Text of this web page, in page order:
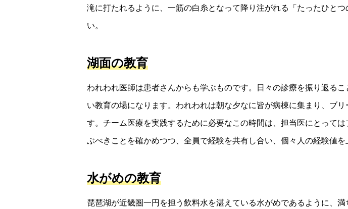
滝に打たれるように、一筋の白糸となって降り注がれる「たったひと
い。
湖面の教育
われわれ医師は患者さんからも学ぶものです。日々の診療を振り返る
い教育の場になります。われわれは朝な夕なに皆が病棟に集まり、ブ
す。チーム医療を実践するために必要なこの時間は、担当医にとって
ぶべきことを確かめつつ、全員で経験を共有し合い、個々人の経験値を
水がめの教育
琵琶湖が近畿圏一円を担う飲料水を湛えている水がめであるように、